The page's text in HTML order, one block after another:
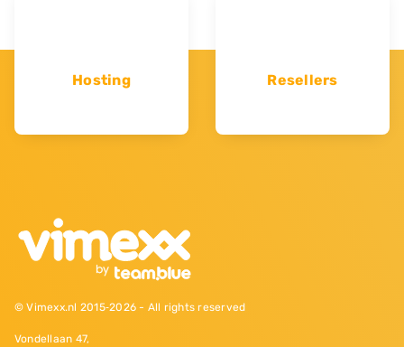
Hosting Resellers
© Vimexx.nl 2015‐2026 - All rights reserved
Vondellaan 47,